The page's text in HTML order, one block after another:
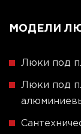
МОДЕЛИ
Люки под
Люки под